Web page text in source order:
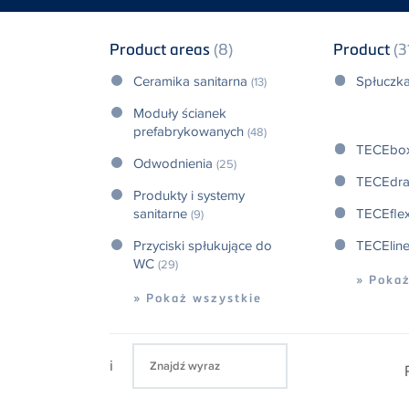
Product areas (8)
Ceramika sanitarna (13)
Moduły ścianek
prefabrykowanych (48)
Odwodnienia (25)
Produkty i systemy
sanitarne (9)
Przyciski spłukujące do
WC (29)
» Pokaż wszystkie
Product
»
i